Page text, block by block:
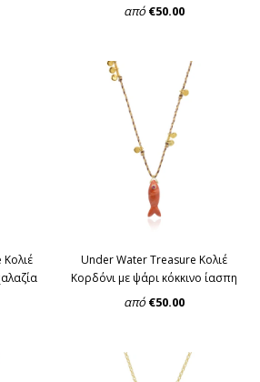
από€50.00
Under Water Treasure Κολιέ
Κορδόνι με ψάρι κόκκινο ίασπη
από€50.00